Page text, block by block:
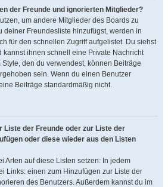
der Freunde und ignorierten Mitglieder?
um andere Mitglieder des Boards zu
deiner Freundesliste hinzufügst, werden in
für den schnellen Zugriff aufgelistet. Du siehst
kannst ihnen schnell eine Private Nachricht
den du verwendest, können Beiträge
sein. Wenn du einen Benutzer
Beiträge standardmäßig nicht.
Liste der Freunde oder zur Liste der
oder diese wieder aus den Listen
Arten auf diese Listen setzen: In jedem
Links: einen zum Hinzufügen zur Liste der
des Benutzers. Außerdem kannst du im